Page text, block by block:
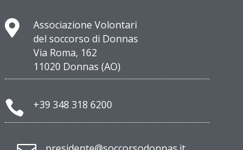

Associazione Volontari
del soccorso di Donnas
Via Roma, 162
11020 Donnas (AO)
 +39 348 318 6200